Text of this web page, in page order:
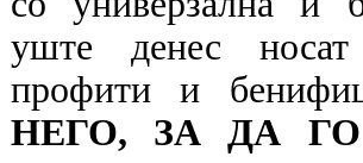
уште денес
профити и
НЕГО, ЗА ДА ГО